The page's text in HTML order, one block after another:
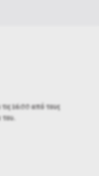
16:00 από τους